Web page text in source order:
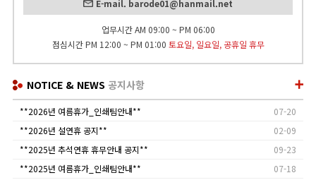
E-mail. barode01@hanmail.net
업무시간 AM 09:00 ~ PM 06:00
점심시간 PM 12:00 ~ PM 01:00 토요일, 일요일, 공휴일 휴무
NOTICE & NEWS 공지사항
**2026년 여름휴가_인쇄팀안내**
07-20
**2026년 설연휴 공지**
02-09
**2025년 추석연휴 휴무안내 공지**
09-23
**2025년 여름휴가_인쇄팀안내**
07-18